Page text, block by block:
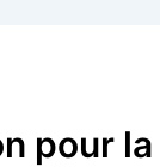
pour